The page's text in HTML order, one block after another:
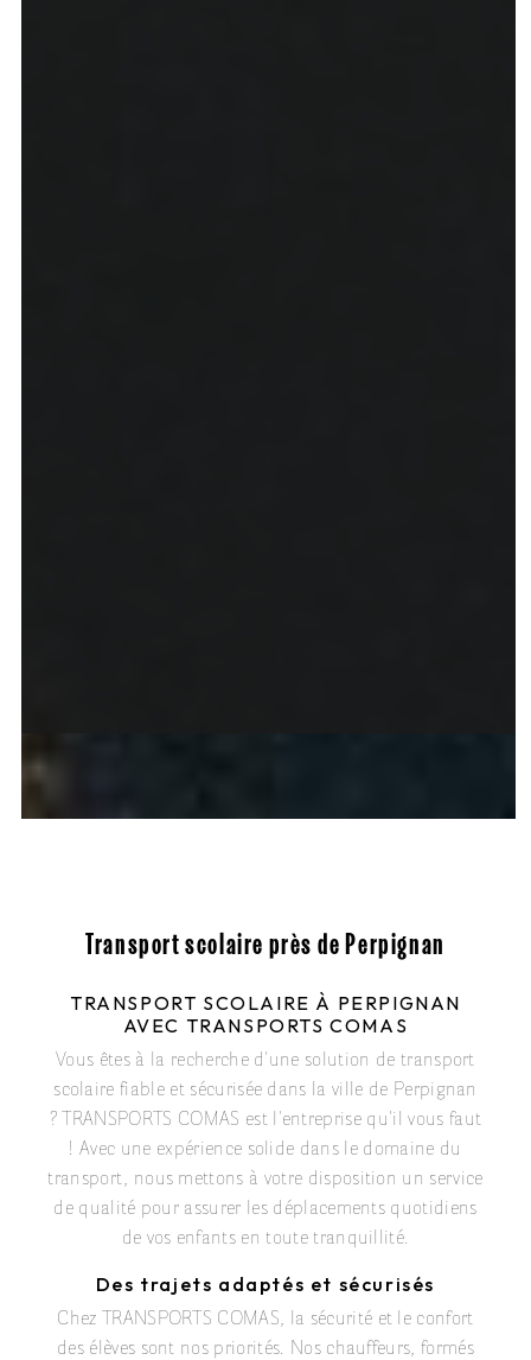
Transport scolaire près de Perpignan
TRANSPORT SCOLAIRE À PERPIGNAN
AVEC TRANSPORTS COMAS
Vous êtes à la recherche d'une solution de transport
scolaire fiable et sécurisée dans la ville de Perpignan
? TRANSPORTS COMAS est l'entreprise qu'il vous faut
! Avec une expérience solide dans le domaine du
transport, nous mettons à votre disposition un service
de qualité pour assurer les déplacements quotidiens
de vos enfants en toute tranquillité.
Des trajets adaptés et sécurisés
Chez TRANSPORTS COMAS, la sécurité et le confort
des élèves sont nos priorités. Nos chauffeurs, formés